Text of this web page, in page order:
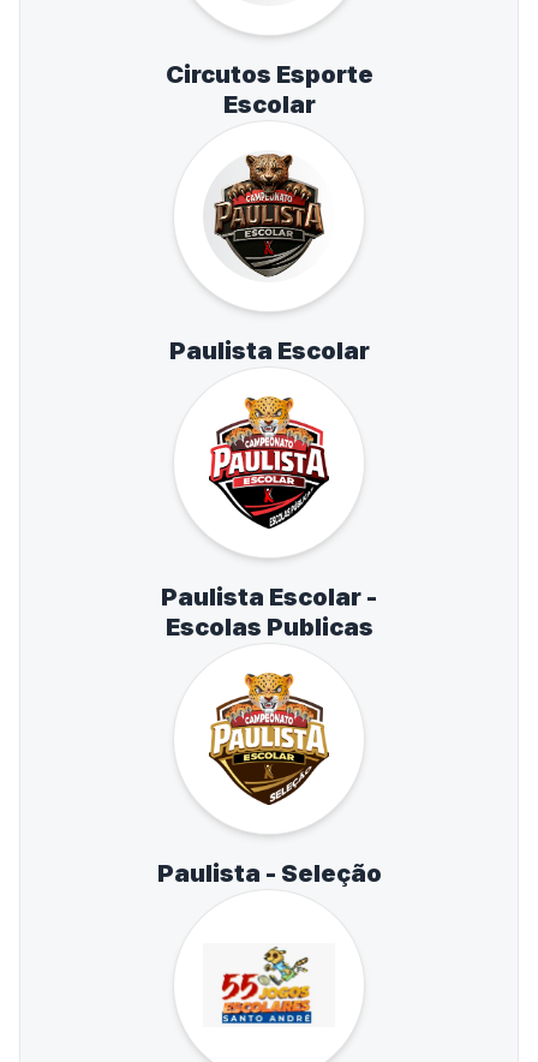
Circutos Esporte
Escolar
Paulista Escolar
Paulista Escolar -
Escolas Publicas
Paulista - Seleção